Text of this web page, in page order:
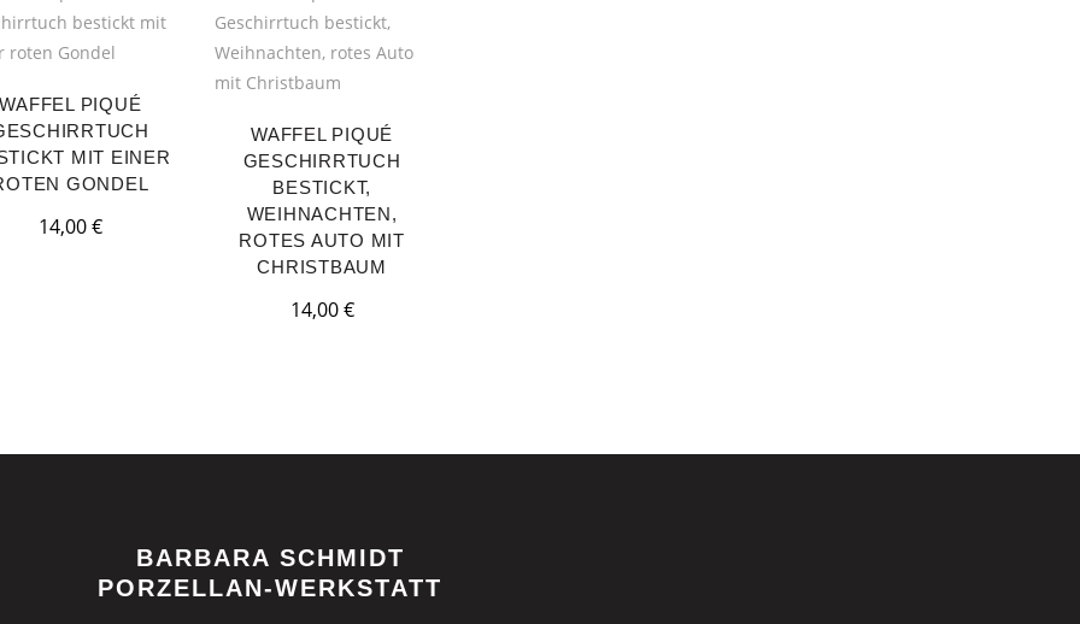
WAFFEL PIQUÉ
MIT EINER
GONDEL
14,00€
WAFFEL PIQUÉ
GESCHIRRTUCH
BESTICKT,
WEIHNACHTEN,
ROTES AUTO MIT
CHRISTBAUM
14,00€
BARBARA SCHMIDT
PORZELLAN-WERKSTATT